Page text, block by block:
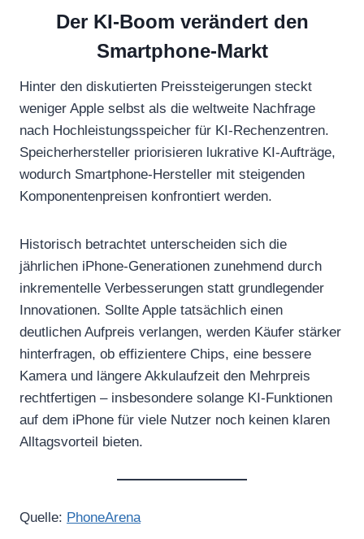
Der KI-Boom verändert den
Smartphone-Markt
Hinter den diskutierten Preissteigerungen steckt
weniger Apple selbst als die weltweite Nachfrage
nach Hochleistungsspeicher für KI-Rechenzentren.
Speicherhersteller priorisieren lukrative KI-Aufträge,
wodurch Smartphone-Hersteller mit steigenden
Komponentenpreisen konfrontiert werden.
Historisch betrachtet unterscheiden sich die
jährlichen iPhone-Generationen zunehmend durch
inkrementelle Verbesserungen statt grundlegender
Innovationen. Sollte Apple tatsächlich einen
deutlichen Aufpreis verlangen, werden Käufer stärker
hinterfragen, ob effizientere Chips, eine bessere
Kamera und längere Akkulaufzeit den Mehrpreis
rechtfertigen – insbesondere solange KI-Funktionen
auf dem iPhone für viele Nutzer noch keinen klaren
Alltagsvorteil bieten.
Quelle: PhoneArena